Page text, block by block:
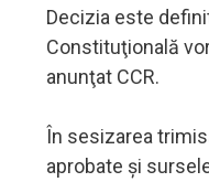
Decizia este
Constituţională
anunţat CCR.
În sesizarea
aprobate şi